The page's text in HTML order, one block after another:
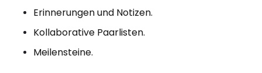
Erinnerungen und Notizen.
Kollaborative Paarlisten.
Meilensteine.